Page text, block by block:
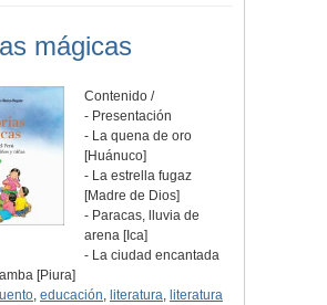
mágicas
Contenido /
- Presentación
- La quena de oro
[Huánuco]
- La estrella fugaz
[Madre de Dios]
- Paracas, lluvia de
arena [Ica]
- La ciudad encantada
[Piura]
, educación, literatura, literatura